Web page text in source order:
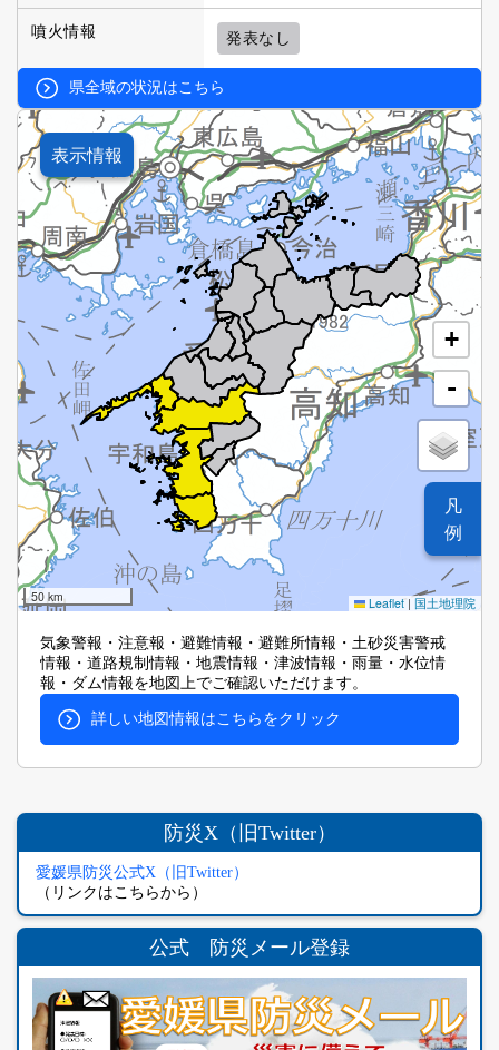
噴火情報 発表なし
県全域の状況はこちら
表示情報
凡
例
+
-
50 km Leaflet | 国土地理院
気象警報・注意報・避難情報・避難所情報・土砂災害警戒
情報・道路規制情報・地震情報・津波情報・雨量・水位情
報・ダム情報を地図上でご確認いただけます。
詳しい地図情報はこちらをクリック
防災X（旧Twitter）
愛媛県防災公式X（旧Twitter）
（リンクはこちらから）
公式 防災メール登録